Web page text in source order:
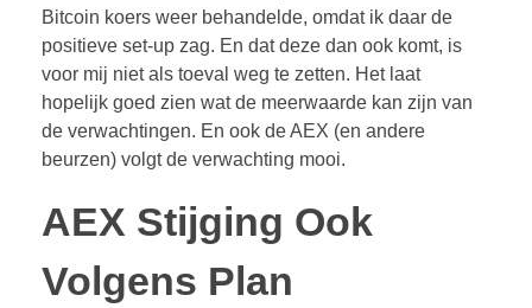
Bitcoin koers weer behandelde, omdat ik daar de
positieve set-up zag. En dat deze dan ook komt, is
voor mij niet als toeval weg te zetten. Het laat
hopelijk goed zien wat de meerwaarde kan zijn van
de verwachtingen. En ook de AEX (en andere
beurzen) volgt de verwachting mooi.
AEX Stijging Ook
Volgens Plan